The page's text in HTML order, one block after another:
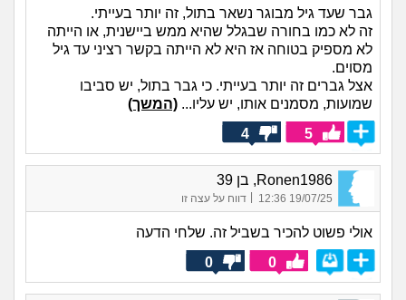
גבר שעד גיל מבוגר נשאר בתול, זה יותר בעייתי.
זה לא כמו בחורה שבגלל שהיא ממש ביישנית, או הייתה
לא מספיק בטוחה אז היא לא הייתה בקשר רציני עד גיל
מסוים.
אצל גברים זה יותר בעייתי. כי גבר בתול, יש סביבו
שמועות, מסמנים אותו, יש עליו... (המשך)
5
4
Ronen1986, בן 39
19/07/25 12:36
| דווח על עצה זו
אולי פשוט להכיר בשביל זה. שלחי הדעה
0
0